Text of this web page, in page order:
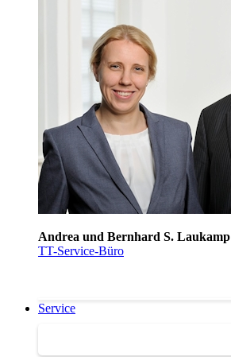
Andrea und Bernhard S. Laukamp
TT-Service-Büro
Service